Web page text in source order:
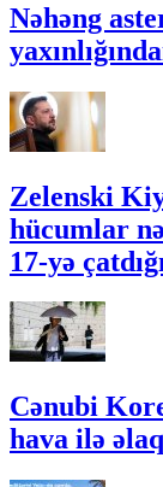
Nəhəng
Zelenski
hücumlar
17-yə
Cənubi
hava ilə